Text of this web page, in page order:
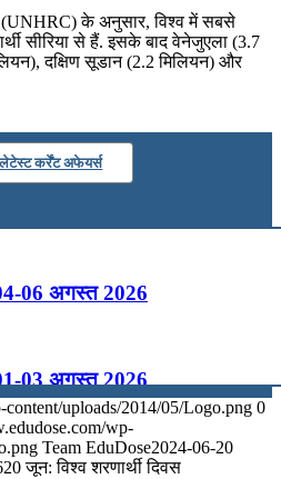
(UNHRC) के अनुसार, विश्व में सबसे
सीरिया से हैं. इसके बाद वेनेजुएला (3.7
दक्षिण सूडान (2.2 मिलियन) और
लेटेस्ट कर्रेंट अफेयर्स
06 अगस्त 2026
03 अगस्त 2026
31 जुलाई 2026
uploads/2014/05/Logo.png 0
wp-
Team EduDose2024-06-20
20 जून: विश्‍व शरणार्थी दिवस